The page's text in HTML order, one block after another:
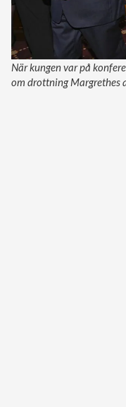
När kungen var på
om drottning Margrethes